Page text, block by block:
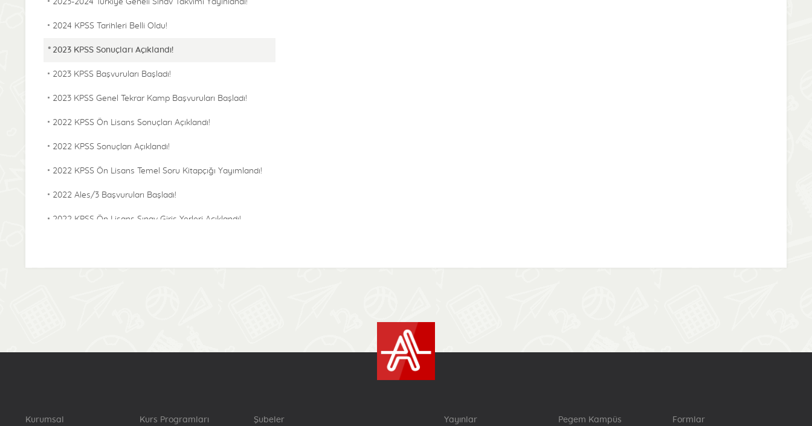
2023-2024 Türkiye Geneli Sınav Takvimi Yayınlandı!
2024 KPSS Tarihleri Belli Oldu!
2023 KPSS Sonuçları Açıklandı!
2023 KPSS Başvuruları Başladı!
2023 KPSS Genel Tekrar Kamp Başvuruları Başladı!
2022 KPSS Ön Lisans Sonuçları Açıklandı!
2022 KPSS Sonuçları Açıklandı!
2022 KPSS Ön Lisans Temel Soru Kitapçığı Yayımlandı!
2022 Ales/3 Başvuruları Başladı!
2022 KPSS Ön Lisans Sınav Giriş Yerleri Açıklandı!
2022 Lisans Temel Soru Kitapçığı Yayımlandı!
Kurumsal Kurs Programları Şubeler Yayınlar Pegem Kampüs Formlar